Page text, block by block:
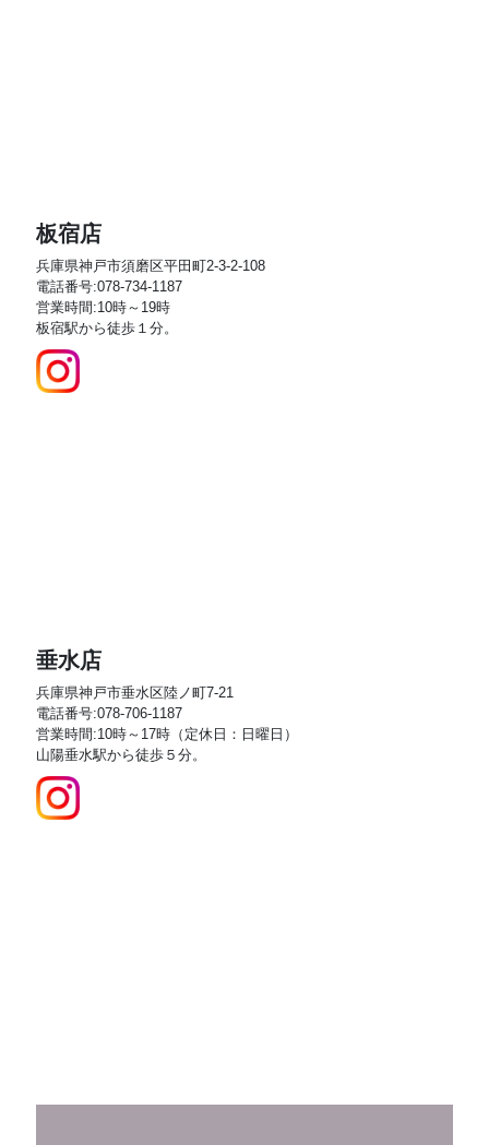
板宿店
兵庫県神戸市須磨区平田町2-3-2-108
電話番号:078-734-1187
営業時間:10時～19時
板宿駅から徒歩１分。
垂水店
兵庫県神戸市垂水区陸ノ町7-21
電話番号:078-706-1187
営業時間:10時～17時（定休日：日曜日）
山陽垂水駅から徒歩５分。